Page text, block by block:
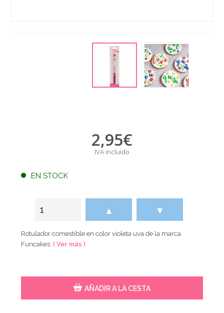
2,95€
IVA incluido
EN STOCK
▲ ▼
Rotulador comestible en color violeta uva de la marca
Funcakes.( Ver más )
AÑADIR A LA CESTA